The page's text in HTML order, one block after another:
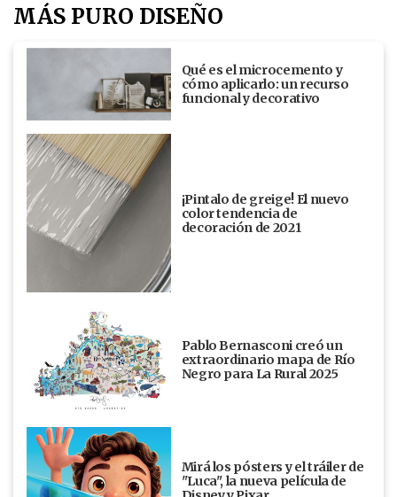
MÁS PURO DISEÑO
Qué es el microcemento y
cómo aplicarlo: un recurso
funcional y decorativo
¡Pintalo de greige! El nuevo
color tendencia de
decoración de 2021
Pablo Bernasconi creó un
extraordinario mapa de Río
Negro para La Rural 2025
Mirá los pósters y el tráiler de
"Luca", la nueva película de